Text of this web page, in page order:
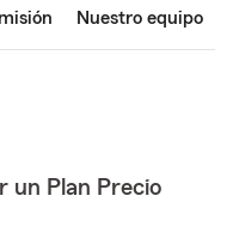
Nuestro equipo
un Plan Precio